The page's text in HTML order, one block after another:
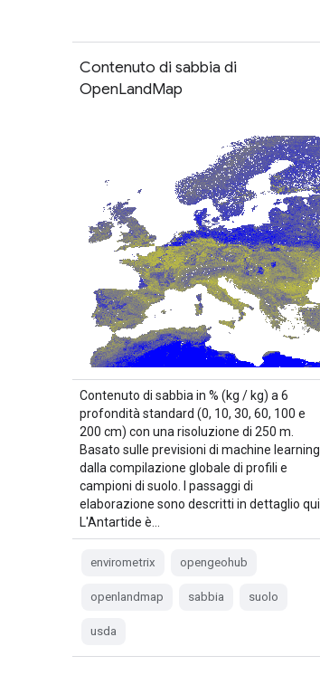
Contenuto di sabbia di
OpenLandMap
Contenuto di sabbia in % (kg / kg) a 6
profondità standard (0, 10, 30, 60, 100 e
200 cm) con una risoluzione di 250 m.
Basato sulle previsioni di machine learning
dalla compilazione globale di profili e
campioni di suolo. I passaggi di
elaborazione sono descritti in dettaglio qui.
L'Antartide è…
envirometrix opengeohub
openlandmap sabbia suolo
usda